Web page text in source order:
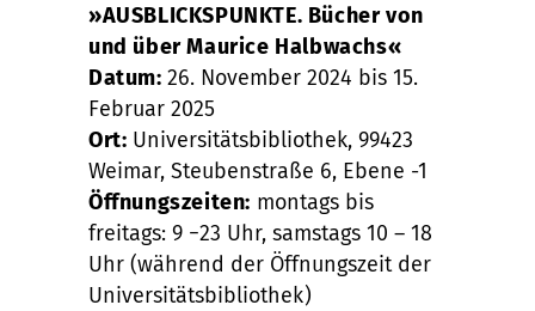
»AUSBLICKSPUNKTE. Bücher von
und über Maurice Halbwachs«
Datum:26. November 2024 bis 15.
Februar 2025
Ort: Universitätsbibliothek, 99423
Weimar, Steubenstraße 6, Ebene -1
Öffnungszeiten: montags bis
freitags: 9 −23 Uhr, samstags 10 – 18
Uhr (während der Öffnungszeit der
Universitätsbibliothek)